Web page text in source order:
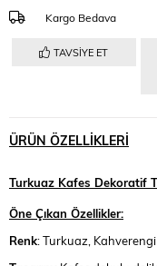
Kargo Bedava
TAVSIYE ET
ÜRÜN ÖZELLIKLERI
Turkuaz Kafes Dekoratif
Öne Çıkan Özellikler:
Renk: Turkuaz,